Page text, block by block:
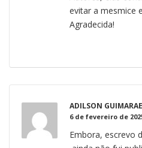
evitar a mesmice
Agradecida!
ADILSON
6 de fevereiro de
Embora, escrevo